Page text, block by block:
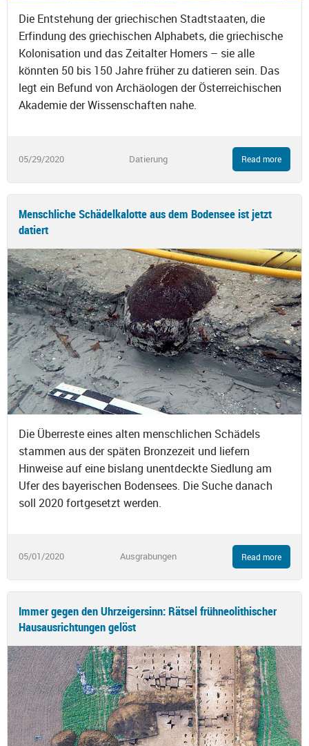
Die Entstehung der griechischen Stadtstaaten, die
Erfindung des griechischen Alphabets, die griechische
Kolonisation und das Zeitalter Homers – sie alle
könnten 50 bis 150 Jahre früher zu datieren sein. Das
legt ein Befund von Archäologen der Österreichischen
Akademie der Wissenschaften nahe.
05/29/2020 Datierung Read more
Menschliche Schädelkalotte aus dem Bodensee ist jetzt
datiert
Die Überreste eines alten menschlichen Schädels
stammen aus der späten Bronzezeit und liefern
Hinweise auf eine bislang unentdeckte Siedlung am
Ufer des bayerischen Bodensees. Die Suche danach
soll 2020 fortgesetzt werden.
05/01/2020 Ausgrabungen Read more
Immer gegen den Uhrzeigersinn: Rätsel frühneolithischer
Hausausrichtungen gelöst